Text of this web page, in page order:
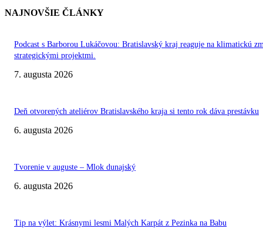
NAJNOVŠIE ČLÁNKY
Podcast s Barborou Lukáčovou: Bratislavský kraj reaguje na klimatickú
strategickými projektmi.
7. augusta 2026
Deň otvorených ateliérov Bratislavského kraja si tento rok dáva prestávku
6. augusta 2026
Tvorenie v auguste – Mlok dunajský
6. augusta 2026
Tip na výlet: Krásnymi lesmi Malých Karpát z Pezinka na Babu